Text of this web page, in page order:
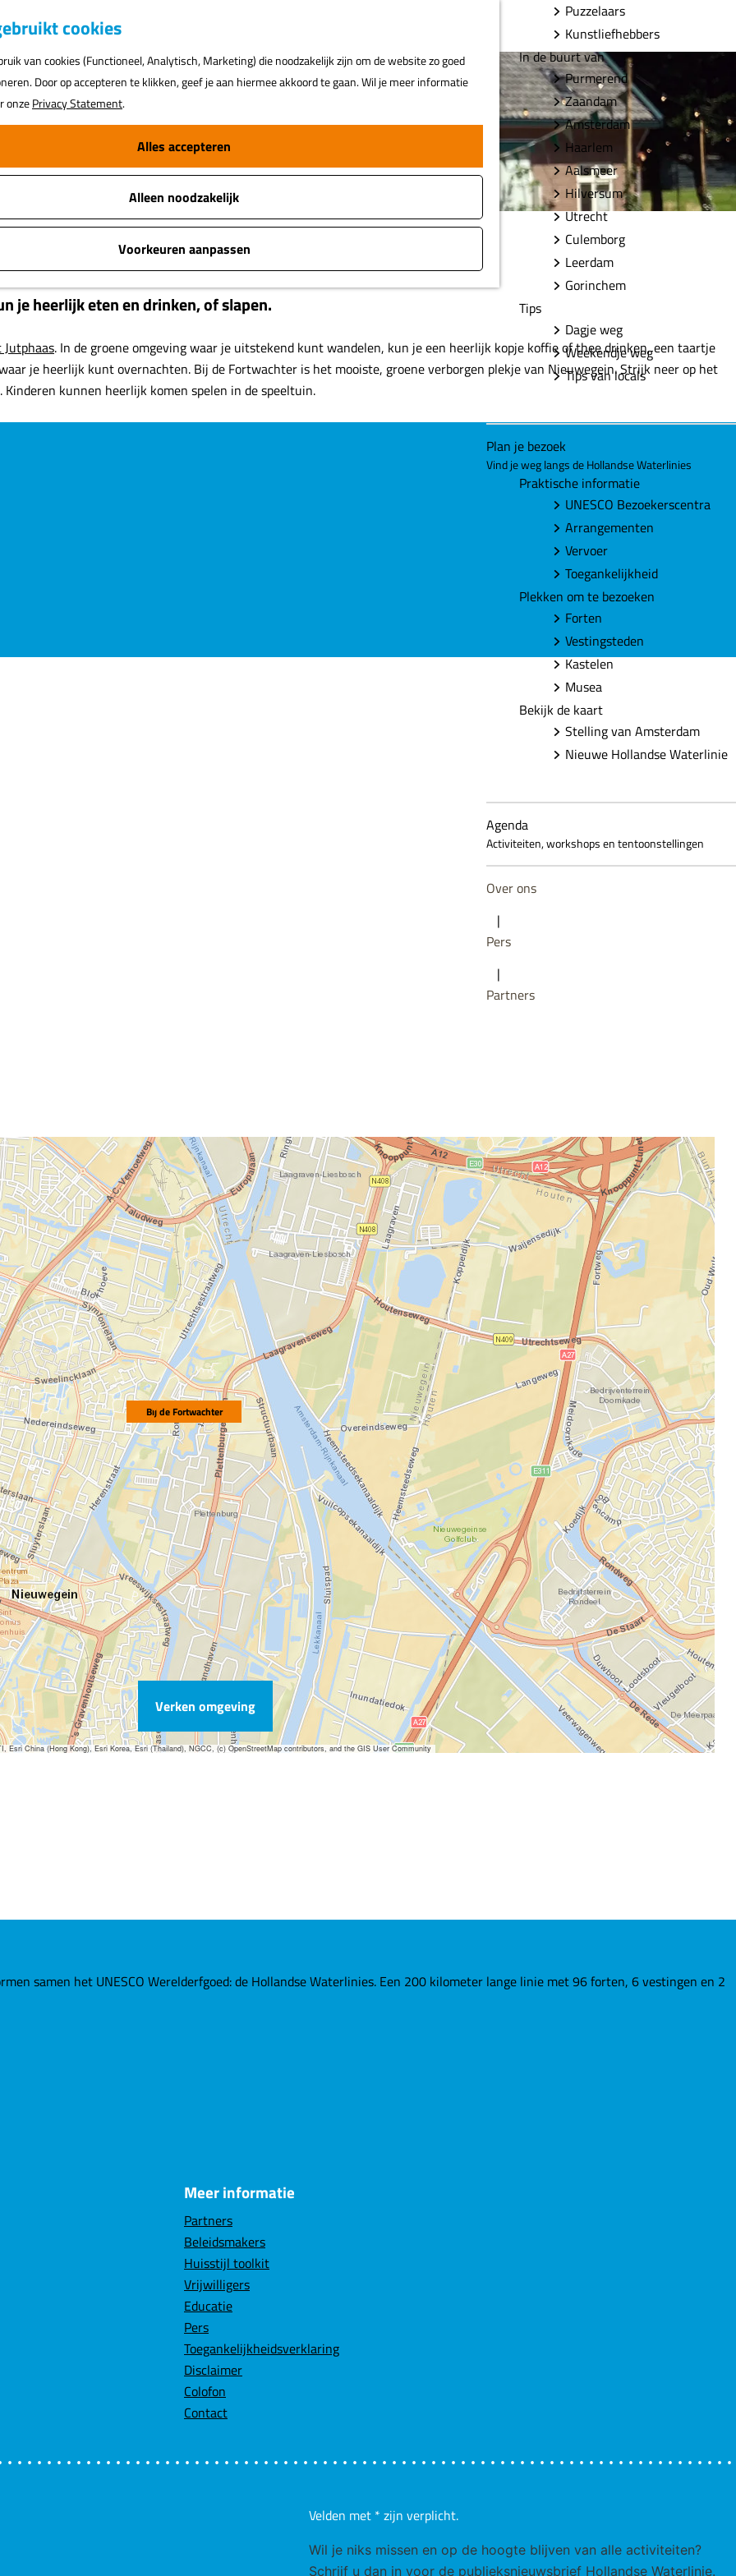
cookies
van cookies (Functioneel, Analytisch, Marketing) die noodzakelijk zijn om de website zo goed
Door op accepteren te klikken, geef je aan hiermee akkoord te gaan. Wil je meer informatie
onzePrivacy Statement.
Alles accepteren
Alleen noodzakelijk
Voorkeuren aanpassen
v
o
i
t
n
a
r
e
k
n
Puzzelaars
Kunstliefhebbers
In de buurt van
Purmerend
Zaandam
Amsterdam
Haarlem
Aalsmeer
Hilversum
Utrecht
Culemborg
Leerdam
Gorinchem
Tips
Dagje weg
Weekendje weg
Tips van locals
Plan je bezoek
Vind je weg langs de Hollandse Waterlinies
Praktische informatie
UNESCO Bezoekerscentra
Arrangementen
Vervoer
Toegankelijkheid
Plekken om te bezoeken
Forten
Vestingsteden
Kastelen
Musea
Bekijk de kaart
Stelling van Amsterdam
Nieuwe Hollandse Waterlinie
Agenda
Activiteiten, workshops en tentoonstellingen
Over ons
|
Pers
|
Partners
je heerlijk eten en drinken, of slapen.
Jutphaas. In de groene omgeving waar je uitstekend kunt wandelen, kun je een heerlijk kopje koffie of thee drinken, een taartje
je heerlijk kunt overnachten. Bij de Fortwachter is het mooiste, groene verborgen plekje van Nieuwegein. Strijk neer op het
kunnen heerlijk komen spelen in de speeltuin.
Bij de Fortwachter
China (Hong Kong), Esri Korea, Esri (Thailand), NGCC, (c) OpenStreetMap contributors, and the GIS User Community
Verken omgeving
samen het UNESCO Werelderfgoed: de Hollandse Waterlinies. Een 200 kilometer lange linie met 96 forten, 6 vestingen en 2
Meer informatie
Partners
Beleidsmakers
Huisstijl toolkit
Vrijwilligers
Educatie
Pers
Toegankelijkheidsverklaring
Disclaimer
Colofon
Contact
Velden met * zijn verplicht.
Wil je niks missen en op de hoogte blijven van alle activiteiten?
Schrijf u dan in voor de publieksnieuwsbrief Hollandse Waterlinie.